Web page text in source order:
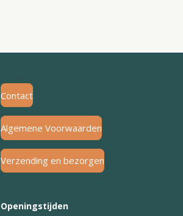
Contact
Algemene Voorwaarden
Verzending en bezorgen
Openingstijden